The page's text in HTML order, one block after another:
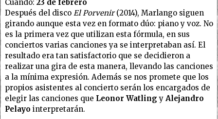
Cuándo: 23 de febrero
Después del disco El Porvenir(2014), Marlango siguen
girando aunque esta vez en formato dúo: piano y voz. No
es la primera vez que utilizan esta fórmula, en sus
conciertos varias canciones ya se interpretaban así. El
resultado era tan satisfactorio que se decidieron a
realizar una gira de esta manera, llevando las canciones
a la mínima expresión. Además se nos promete que los
propios asistentes al concierto serán los encargados de
elegir las canciones que Leonor Watling y Alejandro
Pelayo interpretarán.